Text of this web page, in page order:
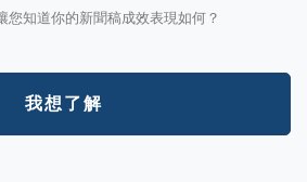
知道你的新聞稿成效表現如何？
我想了解